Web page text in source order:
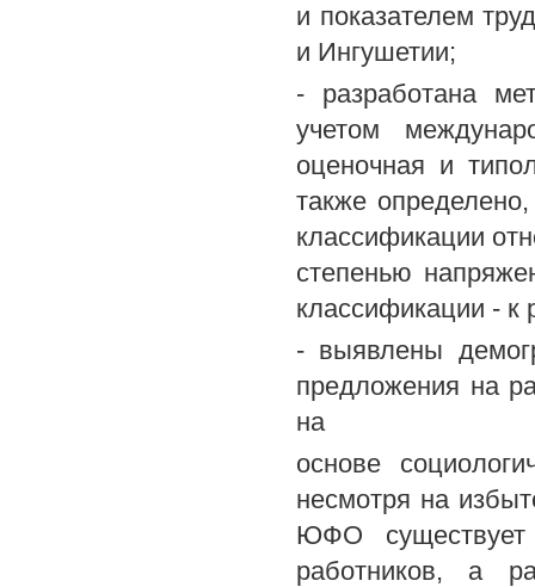
и показателем
и Ингушетии;
- разработана
учетом
оценочная и
также
классификации
степенью
классификации - к
- выявлены
предложения на
на
основе
несмотря на
ЮФО существует
работников, а